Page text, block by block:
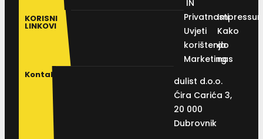
IN
KORISNI
LINKOVI
Privatnosti
Uvjeti
korištenja
Marketing
Kako
do
nas
Kontakt
dulist d.o.o.
Ćira Carića 3,
20 000
Dubrovnik